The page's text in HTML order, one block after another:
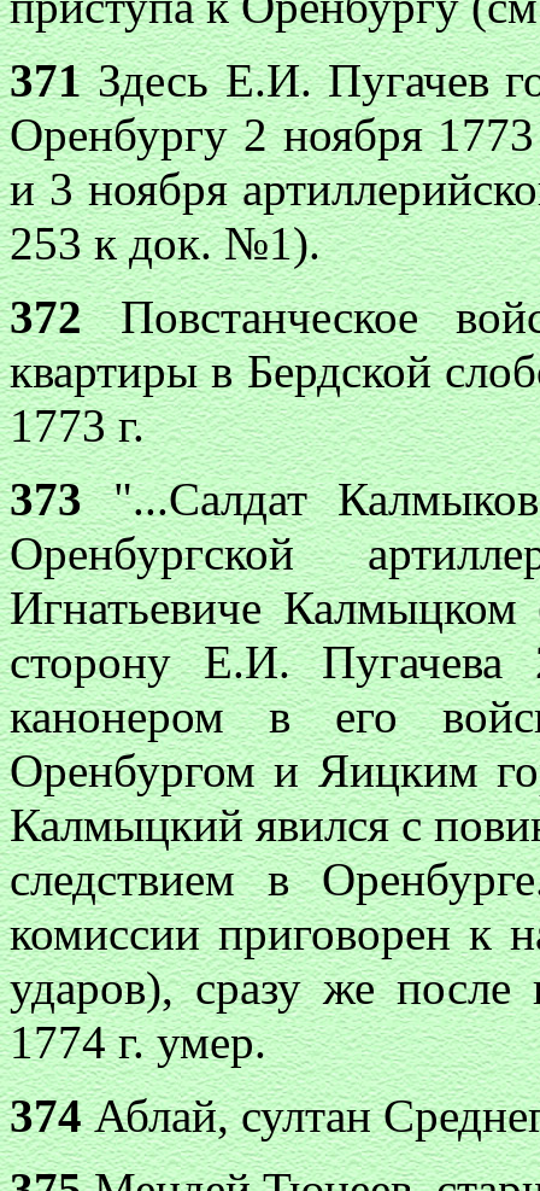
371Здесь Е.И. Пугачев
Оренбургу 2 ноября
и 3 ноября
253 к док. №1).
372Повстанческое
квартиры в Бердской
1773 г.
373"...Салдат
Оренбургской
Игнатьевиче
сторону Е.И. Пугачева
канонером в его
Оренбургом и Яицким
Калмыцкий явился с
следствием в
комиссии приговорен к
ударов), сразу же
1774 г. умер.
374Аблай, султан